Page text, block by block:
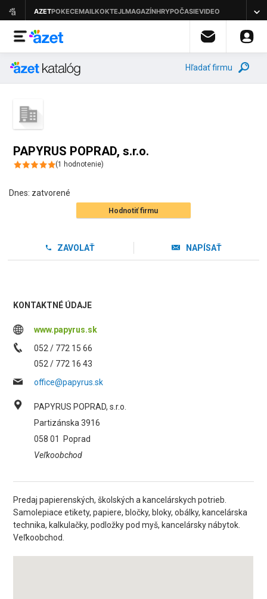
Hľadať firmu
PAPYRUS POPRAD, s.r.o.
(1 hodnotenie)
Dnes: zatvorené
Hodnotiť firmu
ZAVOLAŤ NAPÍSAŤ
KONTAKTNÉ ÚDAJE
www.papyrus.sk
052 / 772 15 66
052 / 772 16 43
office@papyrus.sk
PAPYRUS POPRAD, s.r.o.
Partizánska 3916
058 01
Poprad
Veľkoobchod
Predaj papierenských, školských a kancelárskych potrieb.
Samolepiace etikety, papiere, bločky, bloky, obálky, kancelárska
technika, kalkulačky, podložky pod myš, kancelársky nábytok.
Veľkoobchod.